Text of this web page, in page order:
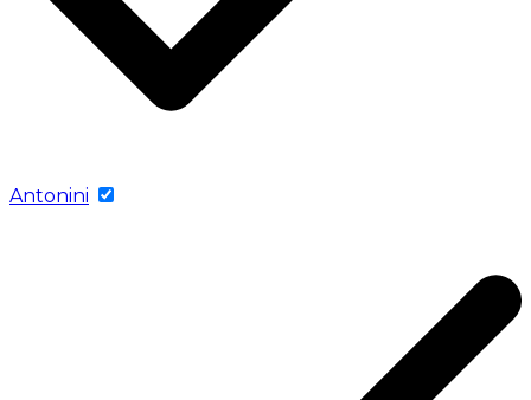
Antonini